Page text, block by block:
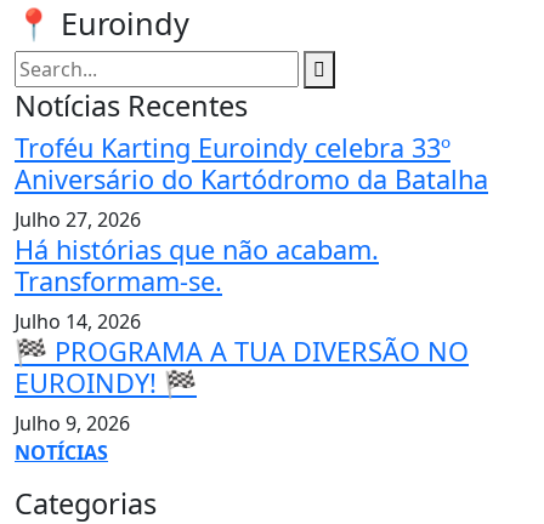
📍 Euroindy
Notícias Recentes
Troféu Karting Euroindy celebra 33º
Aniversário do Kartódromo da Batalha
Julho 27, 2026
Há histórias que não acabam.
Transformam-se.
Julho 14, 2026
🏁 PROGRAMA A TUA DIVERSÃO NO
EUROINDY! 🏁
Julho 9, 2026
NOTÍCIAS
Categorias